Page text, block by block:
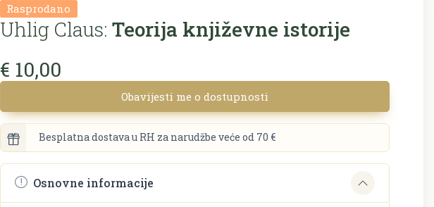
Rasprodano
Uhlig Claus: Teorija književne istorije
€ 10,00
Obavijesti me o dostupnosti
Besplatna dostava u RH za narudžbe veće od 70 €
Osnovne informacije